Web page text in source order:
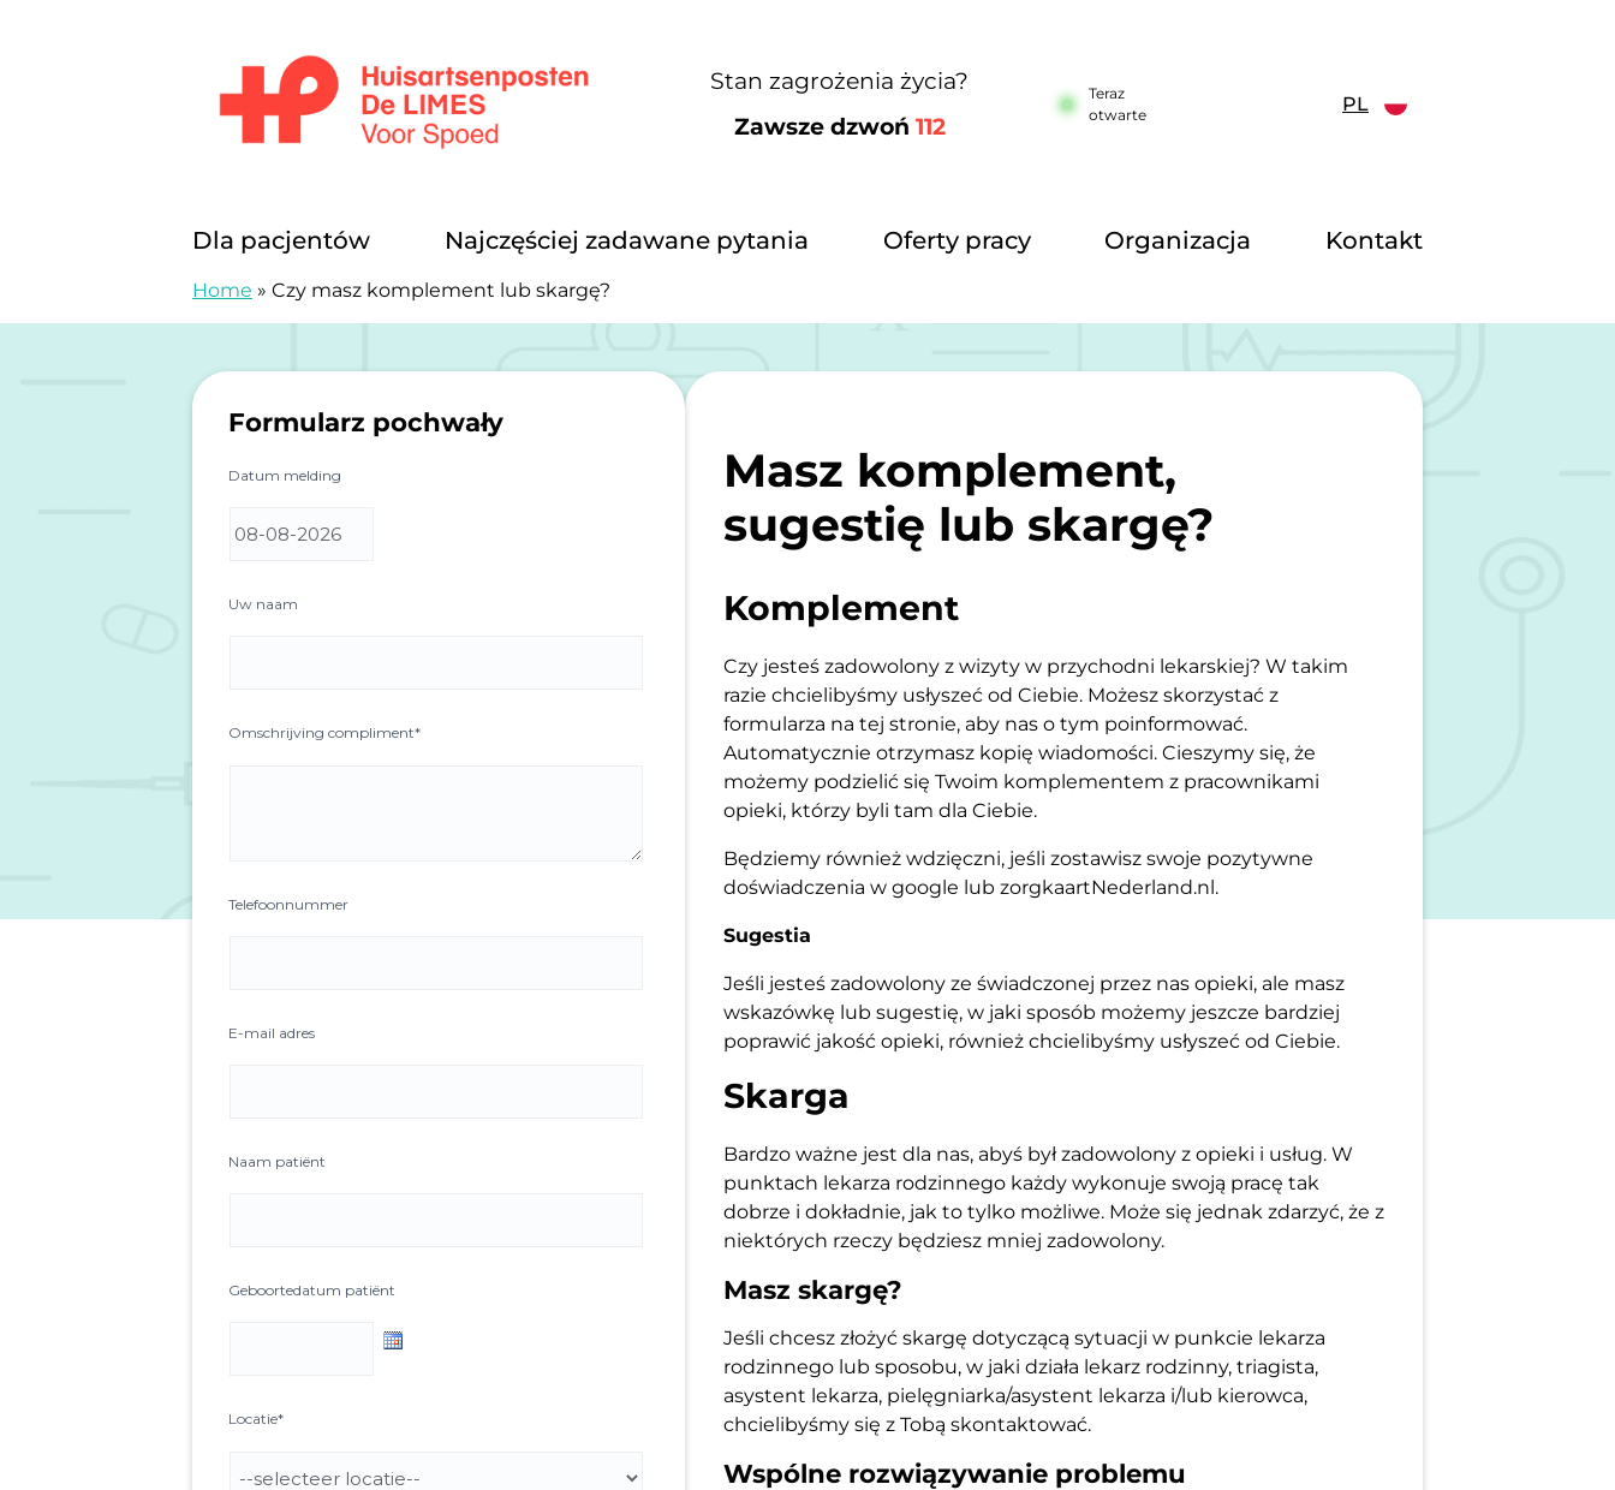
Stan zagrożenia życia?
Zawsze dzwoń 112
Teraz
otwarte
PL
Dla pacjentów Najczęściej zadawane pytania Oferty pracy Organizacja Kontakt
Home » Czy masz komplement lub skargę?
Masz komplement,
sugestię lub skargę?
Komplement
Czy jesteś zadowolony z wizyty w przychodni lekarskiej? W takim
razie chcielibyśmy usłyszeć od Ciebie. Możesz skorzystać z
formularza na tej stronie, aby nas o tym poinformować.
Automatycznie otrzymasz kopię wiadomości. Cieszymy się, że
możemy podzielić się Twoim komplementem z pracownikami
opieki, którzy byli tam dla Ciebie.
Będziemy również wdzięczni, jeśli zostawisz swoje pozytywne
doświadczenia w google lub zorgkaartNederland.nl.
Sugestia
Jeśli jesteś zadowolony ze świadczonej przez nas opieki, ale masz
wskazówkę lub sugestię, w jaki sposób możemy jeszcze bardziej
poprawić jakość opieki, również chcielibyśmy usłyszeć od Ciebie.
Skarga
Bardzo ważne jest dla nas, abyś był zadowolony z opieki i usług. W
punktach lekarza rodzinnego każdy wykonuje swoją pracę tak
dobrze i dokładnie, jak to tylko możliwe. Może się jednak zdarzyć, że z
niektórych rzeczy będziesz mniej zadowolony.
Masz skargę?
Jeśli chcesz złożyć skargę dotyczącą sytuacji w punkcie lekarza
rodzinnego lub sposobu, w jaki działa lekarz rodzinny, triagista,
asystent lekarza, pielęgniarka/asystent lekarza i/lub kierowca,
chcielibyśmy się z Tobą skontaktować.
Wspólne rozwiązywanie problemu
Formularz pochwały